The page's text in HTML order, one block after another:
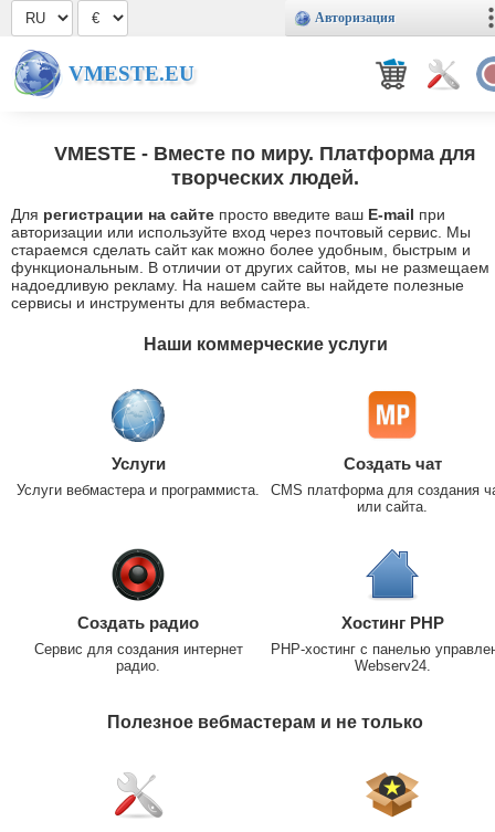
Авторизация
VMESTE.EU
VMESTE - Вместе по миру. Платформа для
творческих людей.
Для регистрации на сайте просто введите ваш E-mail при
авторизации или используйте вход через почтовый сервис. Мы
стараемся сделать сайт как можно более удобным, быстрым и
функциональным. В отличии от других сайтов, мы не размещаем
надоедливую рекламу. На нашем сайте вы найдете полезные
сервисы и инструменты для вебмастера.
Наши коммерческие услуги
Услуги
Услуги вебмастера и программиста.
Создать чат
CMS платформа для создания
или сайта.
Создать радио
Сервис для создания интернет
радио.
Хостинг PHP
PHP-хостинг с панелью
Webserv24.
Полезное вебмастерам и не только